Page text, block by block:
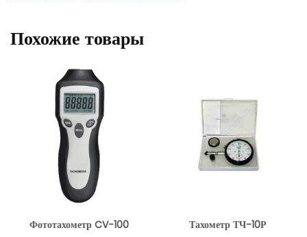
Похожие товары
Фототахометр CV-100 Тахометр ТЧ-10Р